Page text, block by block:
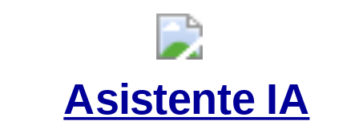
Asistente IA